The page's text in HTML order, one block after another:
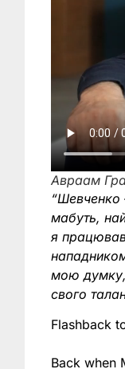
Авраам
“Шевченко
мабуть,
я
мою думку,
свого
Flashback
Back when